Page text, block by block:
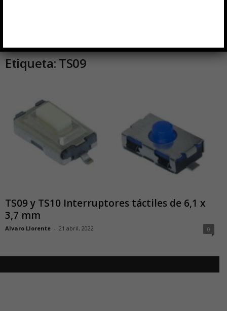
Inicio Etiquetas TS09
Etiqueta: TS09
TS09 y TS10 Interruptores táctiles de 6,1 x
3,7 mm
Alvaro Llorente - 21 abril, 2022 0